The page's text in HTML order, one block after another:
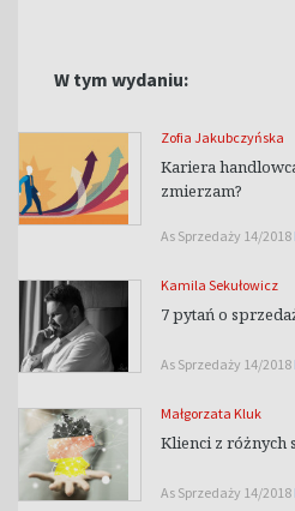
W tym wydaniu:
Zofia Jakubczyńska
Kariera
zmierzam?
As Sprzedaży 14/2018
Kamila Sekułowicz
7 pytań o
As Sprzedaży 14/2018
Małgorzata Kluk
Klienci z różnych
As Sprzedaży 14/2018